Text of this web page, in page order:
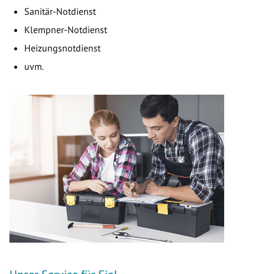
Sanitär-Notdienst
Klempner-Notdienst
Heizungsnotdienst
uvm.